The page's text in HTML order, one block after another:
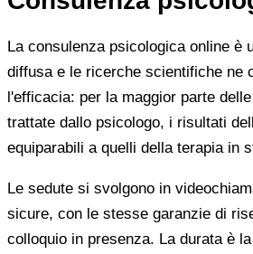
La consulenza psicologica online è
diffusa e le ricerche scientifiche ne
l'efficacia: per la maggior parte
trattate dallo psicologo, i risultati
equiparabili a quelli della terapia in
Le sedute si svolgono in
sicure, con le stesse garanzie di
colloquio in presenza. La durata è